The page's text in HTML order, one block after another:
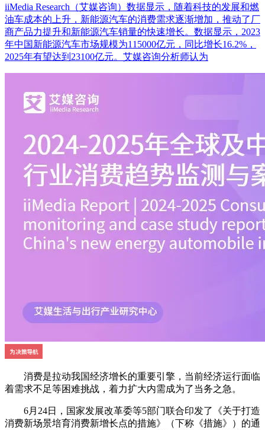
iiMedia Research（艾媒咨询）数据显示，随着科技的发展和燃
油车成本的上升，新能源汽车的消费需求逐渐增加，推动了厂
商产品力提升和新能源汽车销量的快速增长。数据显示，2023
年中国新能源汽车市场规模为115000亿元，同比增长16.2%，
2025年有望达到23100亿元。艾媒咨询分析师认为
消费是拉动我国经济增长的重要引擎，当前经济运行面临
着需求不足等困难挑战，着力扩大内需成为了当务之急。
6月24日，国家发展改革委等5部门联合印发了《关于打造
消费新场景培育消费新增长点的措施》（下称《措施》）的通